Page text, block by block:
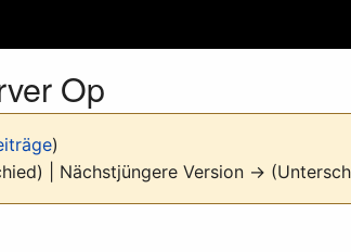
Op
)
| Nächstjüngere Version →